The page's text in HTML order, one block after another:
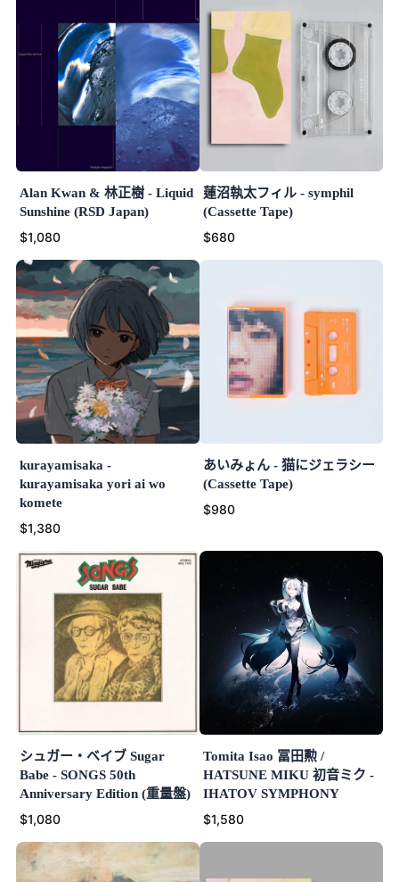
Alan Kwan & 林正樹 - Liquid
Sunshine (RSD Japan)
$1,080
蓮沼執太フィル - symphil
(Cassette Tape)
$680
kurayamisaka -
kurayamisaka yori ai wo
komete
$1,380
あいみょん - 猫にジェラシー
(Cassette Tape)
$980
シュガー・ベイブ Sugar
Babe - SONGS 50th
Anniversary Edition (重量盤)
$1,080
Tomita Isao 冨田勲 /
HATSUNE MIKU 初音ミク -
IHATOV SYMPHONY
$1,580